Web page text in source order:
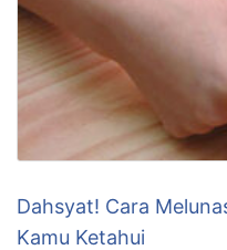
Dahsyat! Cara
Kamu Ketahui